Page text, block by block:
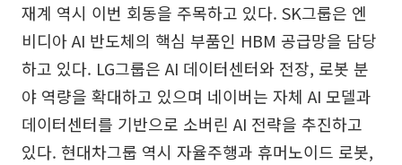
재계 역시 이번 회동을 주목하고 있다. SK그룹은 엔
비디아 AI 반도체의 핵심 부품인 HBM 공급망을 담당
하고 있다. LG그룹은 AI 데이터센터와 전장, 로봇 분
야 역량을 확대하고 있으며 네이버는 자체 AI 모델과
데이터센터를 기반으로 소버린 AI 전략을 추진하고
있다. 현대차그룹 역시 자율주행과 휴머노이드 로봇,